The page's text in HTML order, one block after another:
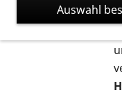
Auswahl